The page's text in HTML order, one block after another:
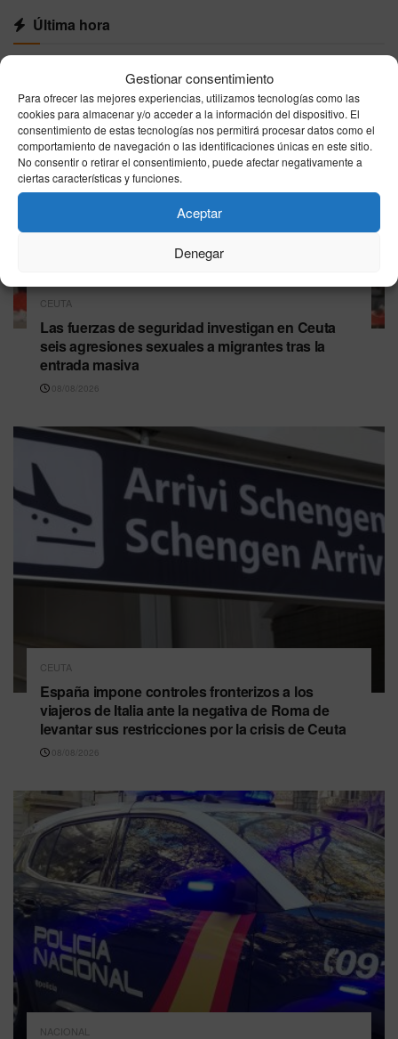
Gestionar consentimiento
Para ofrecer las mejores experiencias, utilizamos tecnologías como las
cookies para almacenar y/o acceder a la información del dispositivo. El
consentimiento de estas tecnologías nos permitirá procesar datos como el
comportamiento de navegación o las identificaciones únicas en este sitio.
No consentir o retirar el consentimiento, puede afectar negativamente a
ciertas características y funciones.
Aceptar
Denegar
Última hora
CEUTA
Las fuerzas de seguridad investigan en Ceuta
seis agresiones sexuales a migrantes tras la
entrada masiva
08/08/2026
CEUTA
España impone controles fronterizos a los
viajeros de Italia ante la negativa de Roma de
levantar sus restricciones por la crisis de Ceuta
08/08/2026
NACIONAL